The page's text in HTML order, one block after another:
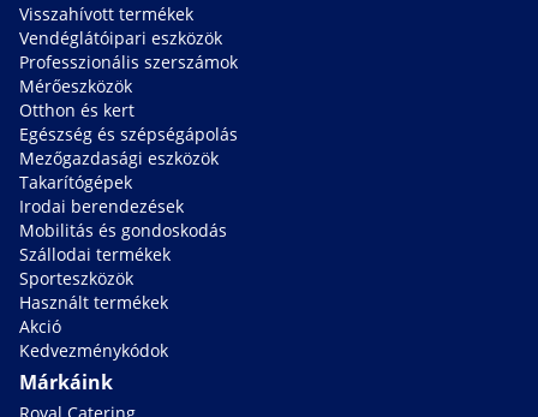
Visszahívott termékek
Vendéglátóipari eszközök
Professzionális szerszámok
Mérőeszközök
Otthon és kert
Egészség és szépségápolás
Mezőgazdasági eszközök
Takarítógépek
Irodai berendezések
Mobilitás és gondoskodás
Szállodai termékek
Sporteszközök
Használt termékek
Akció
Kedvezménykódok
Márkáink